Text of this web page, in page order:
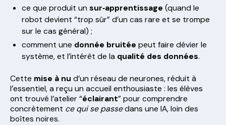
ce que produit unsur‑apprentissage (quand le
robot devient “trop sûr” d’un cas rare et se trompe
sur le cas général) ;
comment une donnée bruitée peut faire dévier le
système, et l’intérêt de la qualité des données.
Cette mise à nu d’un réseau de neurones, réduit à
l’essentiel, a reçu un accueil enthousiaste : les élèves
ont trouvé l’atelier “éclairant” pour comprendre
concrètement ce qui se passedans une IA, loin des
boîtes noires.